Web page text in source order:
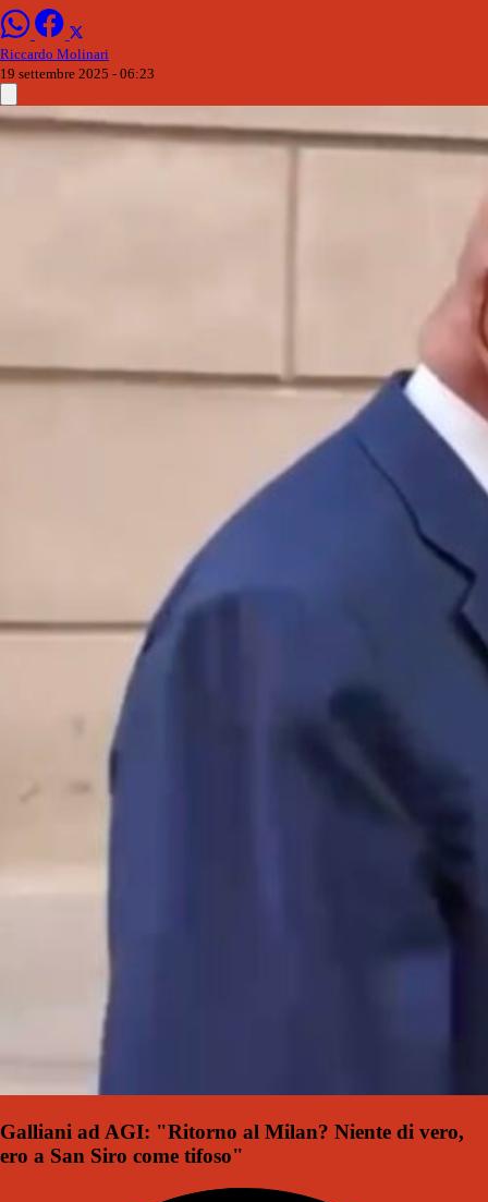
Riccardo Molinari
19 settembre 2025 - 06:23
Galliani ad AGI: "Ritorno al Milan? Niente di vero,
ero a San Siro come tifoso"